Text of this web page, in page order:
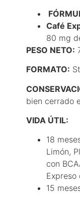
Café
80 mg
PESO NETO:
FORMATO:
bien cerrado
VIDA ÚTIL:
18
Limón,
con
Expreso
15